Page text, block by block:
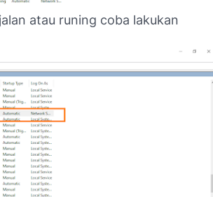
atau runing coba lakukan